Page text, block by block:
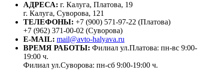
АДРЕСА: г. Калуга, Платова, 19
г. Калуга, Суворова, 121
ТЕЛЕФОНЫ: +7 (900) 571-97-22 (Платова)
+7 (962) 371-00-02 (Суворова)
E-MAIL: mail@avto-halyava.ru
ВРЕМЯ РАБОТЫ: Филиал ул.Платова: пн-вс 9:00-
19:00 ч.
Филиал ул.Суворова: пн-сб 9:00-19:00 ч.